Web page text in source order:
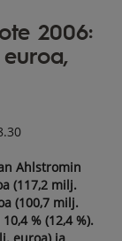
2006:
Ahlstromin
(117,2 milj.
(100,7 milj.
% (12,4 %).